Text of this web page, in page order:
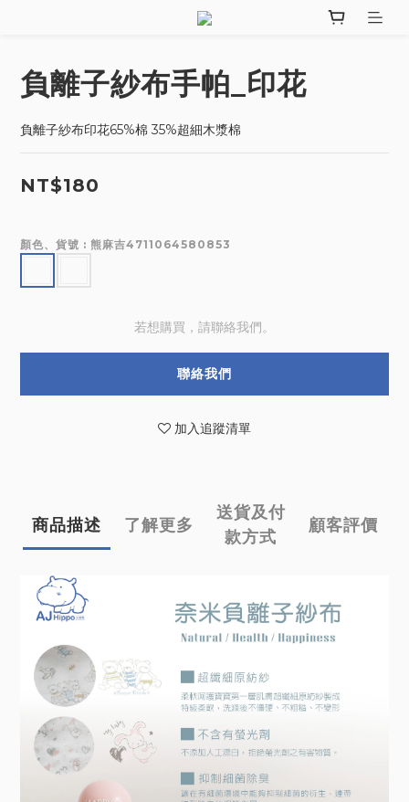
負離子紗布手帕_印花
負離子紗布印花65%棉 35%超細木漿棉
NT$180
顏色、貨號 : 熊麻吉4711064580853
若想購買，請聯絡我們。
聯絡我們
加入追蹤清單
商品描述 了解更多
送貨及付
款方式
顧客評價